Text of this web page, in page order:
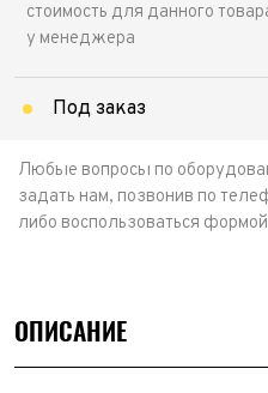
стоимость для данного
у менеджера
Под заказ
Любые вопросы по
задать нам, позвонив по
либо воспользоваться
ОПИСАНИЕ